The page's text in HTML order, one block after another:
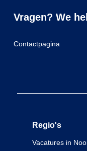
Vragen? We
Contactpagina
Regio's
Vacatures in